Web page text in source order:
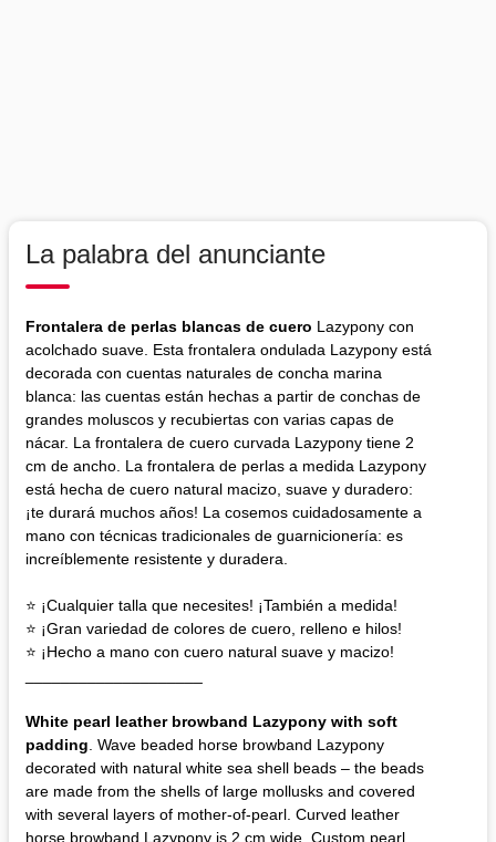
La palabra del anunciante
Frontalera de perlas blancas de cuero Lazypony con
acolchado suave. Esta frontalera ondulada Lazypony está
decorada con cuentas naturales de concha marina
blanca: las cuentas están hechas a partir de conchas de
grandes moluscos y recubiertas con varias capas de
nácar. La frontalera de cuero curvada Lazypony tiene 2
cm de ancho. La frontalera de perlas a medida Lazypony
está hecha de cuero natural macizo, suave y duradero:
¡te durará muchos años! La cosemos cuidadosamente a
mano con técnicas tradicionales de guarnicionería: es
increíblemente resistente y duradera.
⭐ ¡Cualquier talla que necesites! ¡También a medida!
⭐ ¡Gran variedad de colores de cuero, relleno e hilos!
⭐ ¡Hecho a mano con cuero natural suave y macizo!
White pearl leather browband Lazypony with soft
padding. Wave beaded horse browband Lazypony
decorated with natural white sea shell beads – the beads
are made from the shells of large mollusks and covered
with several layers of mother-of-pearl. Curved leather
horse browband Lazypony is 2 cm wide. Custom pearl